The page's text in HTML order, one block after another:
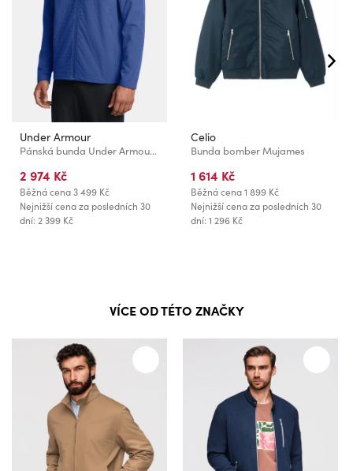
Under Armour
Pánská bunda Under Armour UA Drive Pro Strm LT Ins JKT-BLU
2 974 Kč
Běžná cena3 499 Kč
Nejnižší cena za posledních 30
dní: 2 399 Kč
Celio
Bunda bomber Mujames
1 614 Kč
Běžná cena1 899 Kč
Nejnižší cena za posledních 30
dní: 1 296 Kč
VÍCE OD TÉTO ZNAČKY